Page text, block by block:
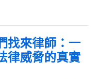
找來律師：一
律威脅的真實